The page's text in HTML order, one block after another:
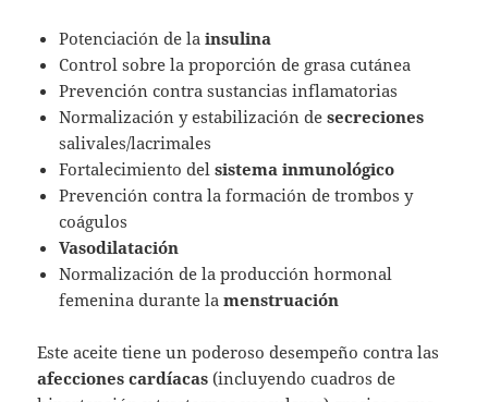
Potenciación de lainsulina
Control sobre la proporción de grasa cutánea
Prevención contra sustancias inflamatorias
Normalización y estabilización desecreciones
salivales/lacrimales
Fortalecimiento delsistema inmunológico
Prevención contra la formación de trombos y
coágulos
Vasodilatación
Normalización de la producción hormonal
femenina durante lamenstruación
Este aceite tiene un poderoso desempeño contra las
afecciones cardíacas (incluyendo cuadros de